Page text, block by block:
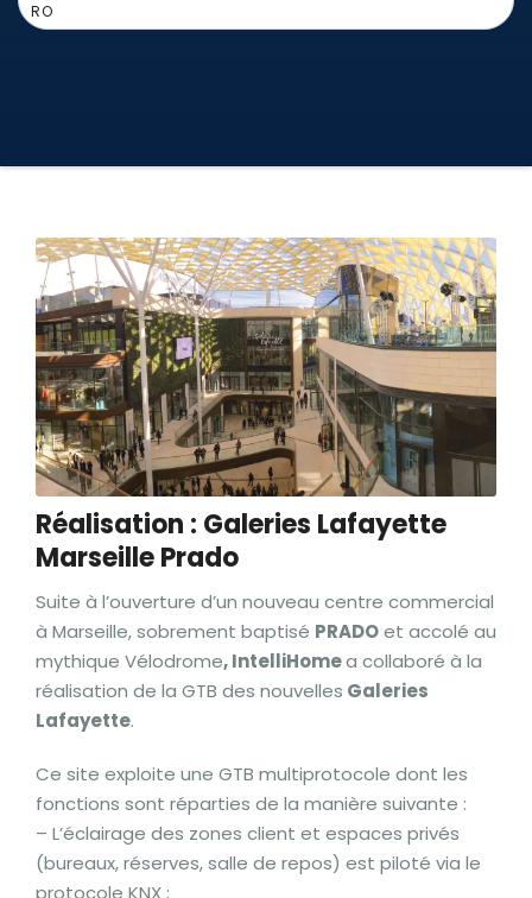
RO
Réalisation : Galeries Lafayette
Marseille Prado
Suite à l’ouverture d’un nouveau centre commercial
à Marseille, sobrement baptisé PRADOet accolé au
mythique Vélodrome, IntelliHomea collaboré à la
réalisation de la GTB des nouvelles Galeries
Lafayette.
Ce site exploite une GTB multiprotocole dont les
fonctions sont réparties de la manière suivante :
– L’éclairage des zones client et espaces privés
(bureaux, réserves, salle de repos) est piloté via le
protocole KNX ;